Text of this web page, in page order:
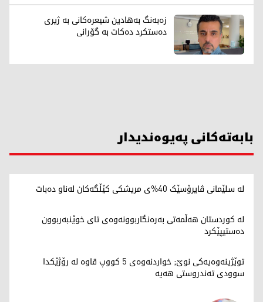
زەبەنگ بەهادین شیعرەکانی بە ژیری
دەستکرد دەکات بە گۆرانی
بابەتەکانی پەیوەندیدار
لە سلێمانی ڤایرۆسێک 40%ی مریشکی کێڵگەکان لەناو دەبات
لە کوردستان هەڵمەتی بەرەنگاربوونەوەی تای خوێنبەربوون
دەستیپێکرد
توێژینەوەیەکی نوێ; خواردنەوەی 5 کووپ قاوە لە رۆژێکدا
سوودی تەندروستی هەیە